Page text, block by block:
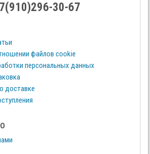
30-67
файлов cookie
персональных данных
доставке